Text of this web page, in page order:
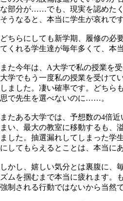
な部分が……でも、現実を認めたく
そうなると、本当に学生が哀れです
どちらにしても新学期、履修の必
てくれる学生達が毎年多くて、本
また今年は、A大学で私の授業を
大学でもう一度私の授業を受けて
しました。凄い確率です。どちら
思で先生を選べないのに……。
またある大学では、予想数の4倍
まい、最大の教室に移動するも、
ました。抽選漏れしてしまった学
にしてもらえるとことは、本当に
しかし、嬉しい気分とは裏腹に、
ズムを掴むまで本当に疲れます。
強制される行動ではないから当然で